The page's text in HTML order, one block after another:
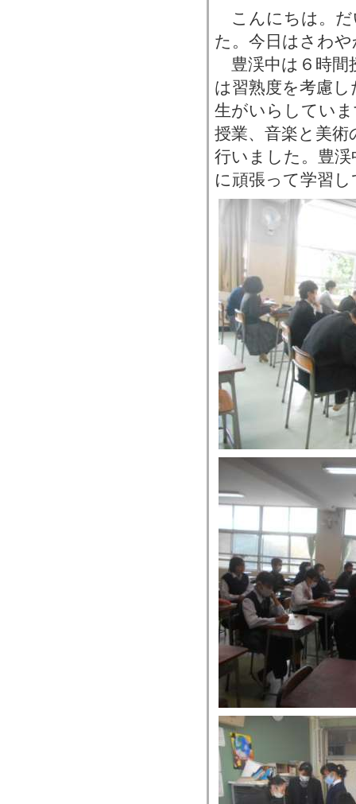
こんにちは。だ
た。今日はさわ
豊渓中は６時間
は習熟度を考慮
生がいらしてい
授業、音楽と美術
行いました。豊
に頑張って学習